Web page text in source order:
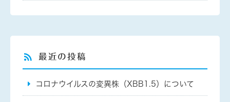
最近の投稿
コロナウイルスの変異株（XBB1.5）について